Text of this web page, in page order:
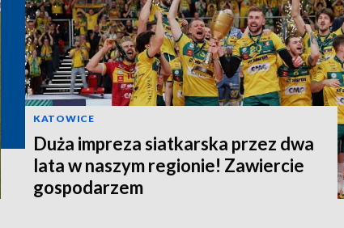
KATOWICE
Duża impreza siatkarska przez dwa
lata w naszym regionie! Zawiercie
gospodarzem